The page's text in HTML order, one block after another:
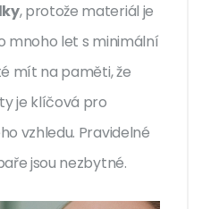
, protože materiál je
mnoho let s minimální
mít na paměti, že
je klíčová pro
vzhledu. Pravidelné
jsou nezbytné.